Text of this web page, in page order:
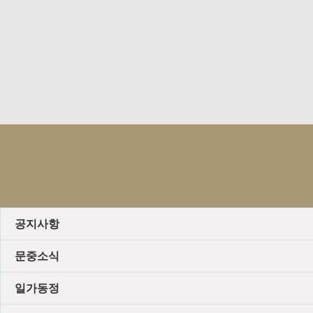
공지사항
문중소식
일가동정